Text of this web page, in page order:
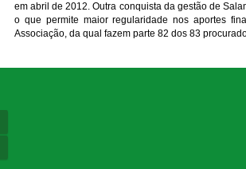
em abril de 2012. Outra conquista da gestão de
o que permite maior regularidade nos aportes
Associação, da qual fazem parte 82 dos 83